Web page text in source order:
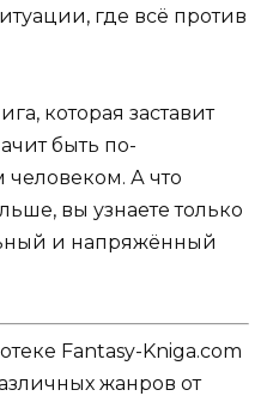
где всё против
которая заставит
быть по-
А что
вы узнаете только
и напряжённый
Fantasy-Kniga.com
жанров от